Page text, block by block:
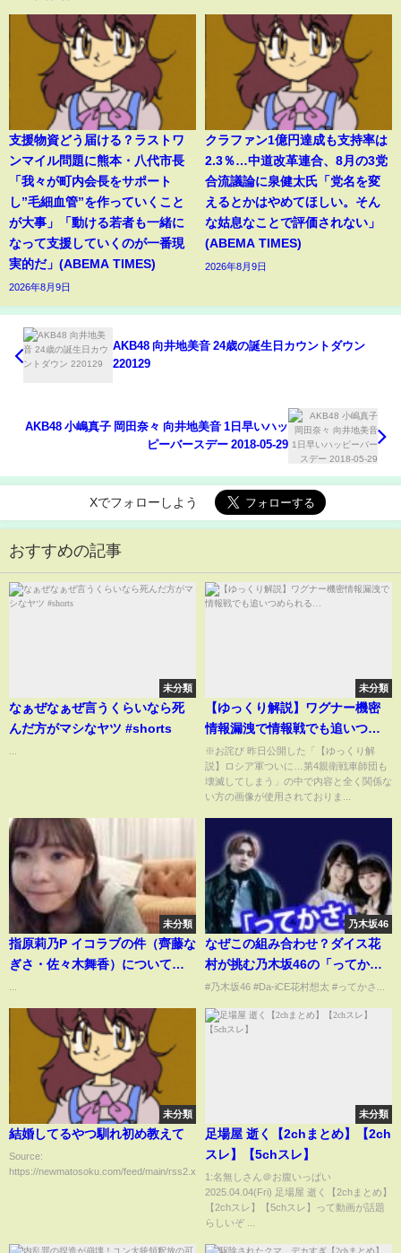
支援物資どう届ける？ラストワ
ンマイル問題に熊本・八代市長
「我々が町内会長をサポート
し”毛細血管”を作っていくこと
が大事」「動ける若者も一緒に
なって支援していくのが一番現
実的だ」(ABEMA TIMES)
2026年8月9日
クラファン1億円達成も支持率は
2.3％…中道改革連合、8月の3党
合流議論に泉健太氏「党名を変
えるとかはやめてほしい。そん
な姑息なことで評価されない」
(ABEMA TIMES)
2026年8月9日
AKB48 向井地美音 24歳の誕生日カウントダウン
220129
AKB48 小嶋真子 岡田奈々 向井地美音 1日早いハッ
ピーバースデー 2018-05-29
Xでフォローしよう
おすすめの記事
未分類
なぁぜなぁぜ言うくらいなら死
んだ方がマシなヤツ #shorts
未分類
【ゆっくり解説】ワグナー機密
情報漏洩で情報戦でも追いつめ
られる…
※お詫び 昨日公開した「【ゆっくり解
説】ロシア軍ついに…第4親衛戦車師団も
壊滅してしまう」の中で内容と全く関係な
い方の画像が使用されておりま...
未分類
指原莉乃P イコラブの件（齊藤な
ぎさ・佐々木舞香）についての
乃木坂46
なぜこの組み合わせ？ダイス花
村が挑む乃木坂46の「ってか
さ」コラボダンスがファンを虜
にした秘密を解き明かす...ダイス
花村想太が賀喜遥香＆川﨑桜と
#乃木坂46 #Da-iCE花村想太 #ってかさ...
未分類
結婚してるやつ馴れ初め教えて
Source:
https://newmatosoku.com/feed/main/rss2.xml...
未分類
足場屋 逝く【2chまとめ】【2ch
スレ】【5chスレ】
1:名無しさん＠お腹いっぱい
2025.04.04(Fri) 足場屋 逝く【2chまとめ】
【2chスレ】【5chスレ】って動画が話題
らしいぞ ...